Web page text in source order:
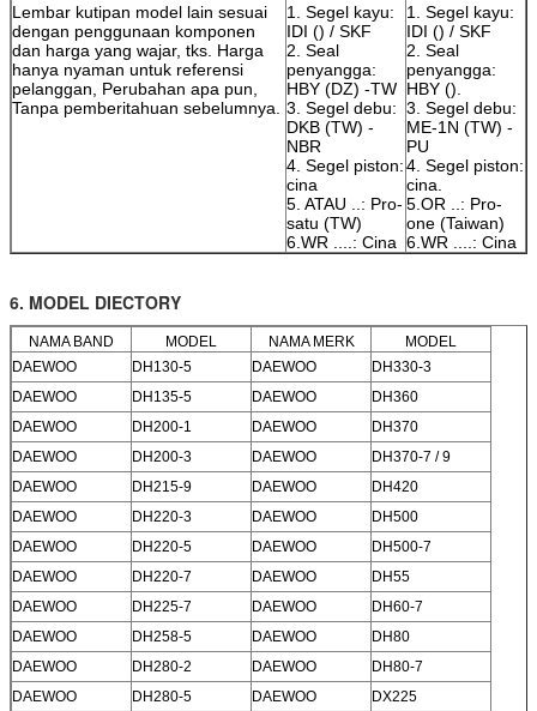
Lembar kutipan model lain sesuai
dengan penggunaan komponen
dan harga yang wajar, tks. Harga
hanya nyaman untuk referensi
pelanggan, Perubahan apa pun,
Tanpa pemberitahuan sebelumnya.
1. Segel kayu:
IDI () / SKF
2. Seal
penyangga:
HBY (DZ) -TW
3. Segel debu:
DKB (TW) -
NBR
4. Segel piston:
cina
5. ATAU ..: Pro-
satu (TW)
6.WR ....: Cina
1. Segel kayu:
IDI () / SKF
2. Seal
penyangga:
HBY ().
3. Segel debu:
ME-1N (TW) -
PU
4. Segel piston:
cina.
5.OR ..: Pro-
one (Taiwan)
6.WR ....: Cina
6. MODEL DIECTORY
NAMA BAND MODEL NAMA MERK
MODEL
DAEWOO
DH130-5 DAEWOO
DH330-3
DAEWOO
DH135-5 DAEWOO
DH360
DAEWOO
DH200-1 DAEWOO
DH370
DAEWOO
DH200-3 DAEWOO
DH370-7 / 9
DAEWOO
DH215-9 DAEWOO
DH420
DAEWOO
DH220-3 DAEWOO
DH500
DAEWOO
DH220-5 DAEWOO
DH500-7
DAEWOO
DH220-7 DAEWOO
DH55
DAEWOO
DH225-7 DAEWOO
DH60-7
DAEWOO
DH258-5 DAEWOO
DH80
DAEWOO
DH280-2 DAEWOO
DH80-7
DAEWOO
DH280-5 DAEWOO
DX225